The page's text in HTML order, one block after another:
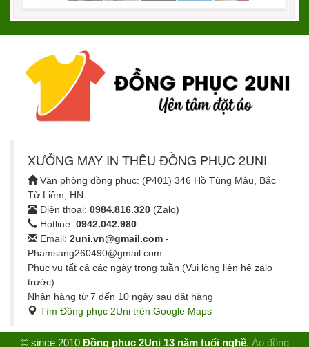
XƯỞNG MAY IN THÊU ĐỒNG PHỤC 2UNI
Văn phòng đồng phục: (P401) 346 Hồ Tùng Mậu, Bắc
Từ Liêm, HN
Điện thoại: 0984.816.320 (Zalo)
Hotline: 0942.042.980
Email: 2uni.vn@gmail.com -
Phamsang260490@gmail.com
Phục vụ tất cả các ngày trong tuần (Vui lòng liên hệ zalo
trước)
Nhận hàng từ 7 đến 10 ngày sau đặt hàng
Tìm Đồng phục 2Uni trên Google Maps
© since 2010 Đồng phục 2Uni 13 năm tuổi nghề. Áo đồng